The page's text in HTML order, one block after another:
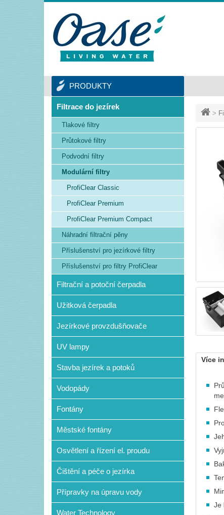
>
Více
Je
PRODUKTY
Filtrace do jezírek
Tlakové filtry
Průtokové filtry
Podvodní filtry
Modulární filtry
ProfiClear Classic
ProfiClear Premium
ProfiClear Premium Compact
Náhradní filtrační pěny
Příslušenství pro jezírkové filtry
Příslušenství pro filtry ProfiClear
Filtrační a potoční čerpadla
Užitková čerpadla
Jezírkové provzdušňovače
UV lampy
Stavba jezírek a potoků
Vodopády
Fontány
Městské fontány
Osvětlení a řízení el. proudu
Čištění a péče o jezírka
Přípravky na úpravu vody
Water Technology